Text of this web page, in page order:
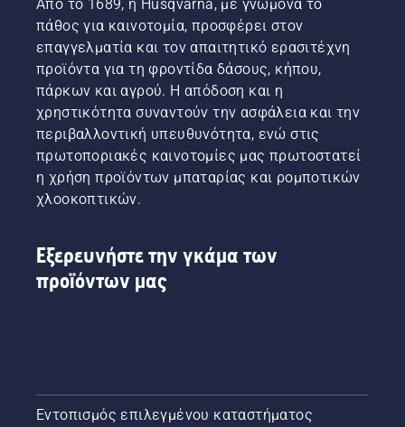
Από το 1689, η Husqvarna, με γνώμονα το
πάθος για καινοτομία, προσφέρει στον
επαγγελματία και τον απαιτητικό ερασιτέχνη
προϊόντα για τη φροντίδα δάσους, κήπου,
πάρκων και αγρού. Η απόδοση και η
χρηστικότητα συναντούν την ασφάλεια και την
περιβαλλοντική υπευθυνότητα, ενώ στις
πρωτοποριακές καινοτομίες μας πρωτοστατεί
η χρήση προϊόντων μπαταρίας και ρομποτικών
χλοοκοπτικών.
Εξερευνήστε την γκάμα των
προϊόντων μας
Εντοπισμός επιλεγμένου καταστήματος